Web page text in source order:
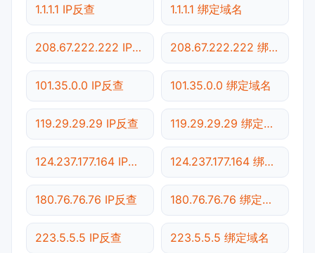
1.1.1.1 IP反查 1.1.1.1 绑定域名
208.67.222.222 IP反查 208.67.222.222 绑定域名
101.35.0.0 IP反查 101.35.0.0 绑定域名
119.29.29.29 IP反查 119.29.29.29 绑定域名
124.237.177.164 IP反查 124.237.177.164 绑定域名
180.76.76.76 IP反查 180.76.76.76 绑定域名
223.5.5.5 IP反查 223.5.5.5 绑定域名